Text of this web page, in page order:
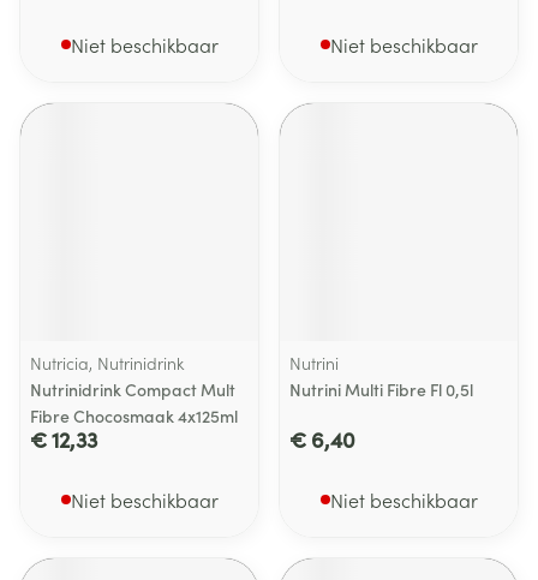
Niet beschikbaar Niet beschikbaar
Nutricia, Nutrinidrink
Nutrinidrink Compact Mult
Fibre Chocosmaak 4x125ml
€ 12,33
Niet beschikbaar
Nutrini
Nutrini Multi Fibre Fl 0,5l
€ 6,40
Niet beschikbaar